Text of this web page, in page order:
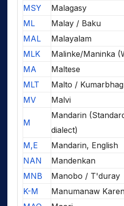
MSY
Malagasy
ML
Malay / Baku
MAL
Malayalam
MLK
Malinke/Maninka
MA
Maltese
MLT
Malto /
MV
Malvi
M
Mandarin
dialect)
M,E
Mandarin, English
NAN
Mandenkan
MNB
Manobo / T'duray
K-M
Manumanaw